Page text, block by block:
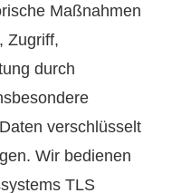
Maßnahmen
Zugriff,
durch
verschlüsselt
Wir bedienen
TLS